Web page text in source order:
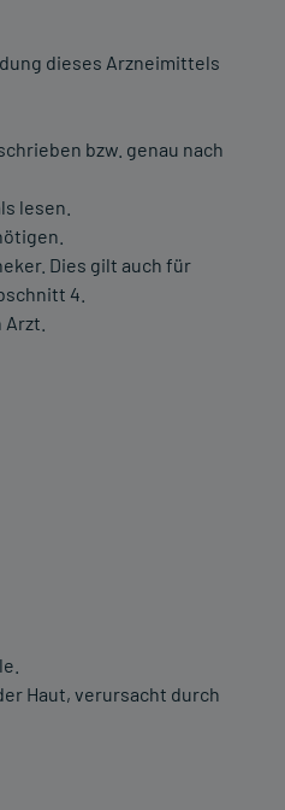
dieses Arzneimittels
bzw. genau nach
lesen.
Dies gilt auch für
4.
Haut, verursacht durch